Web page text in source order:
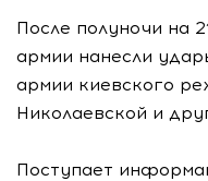
После полуночи на
армии нанесли
армии киевского
Николаевской и
Поступает